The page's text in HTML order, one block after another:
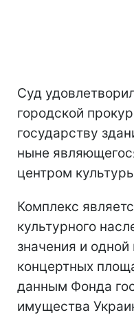
Суд
городской
государству
ныне
центром
Комплекс
культурного
значения и
концертных
данным Фонда
имущества